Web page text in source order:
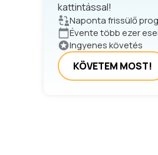
kattintással!
Naponta frissülő
Évente több ezer
Ingyenes követés
KÖVETEM MOST!